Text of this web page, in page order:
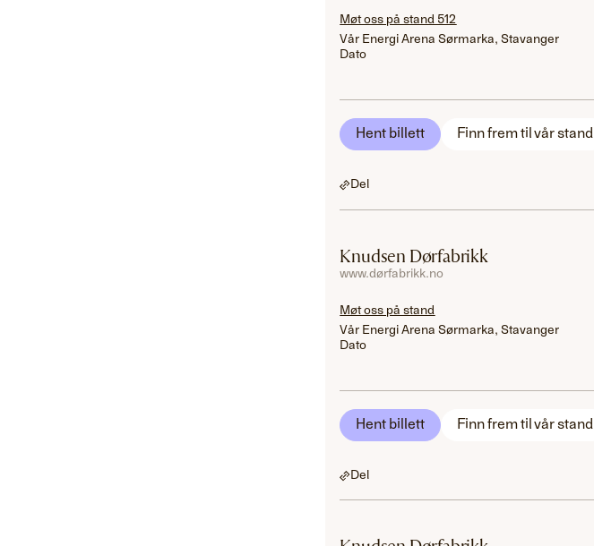
Møt oss på stand 512
Vår Energi Arena Sørmarka, Stavanger
Dato
Hent billett Finn frem til vår stand
Del
Knudsen Dørfabrikk
www.dørfabrikk.no
Møt oss på stand
Vår Energi Arena Sørmarka, Stavanger
Dato
Hent billett Finn frem til vår stand
Del